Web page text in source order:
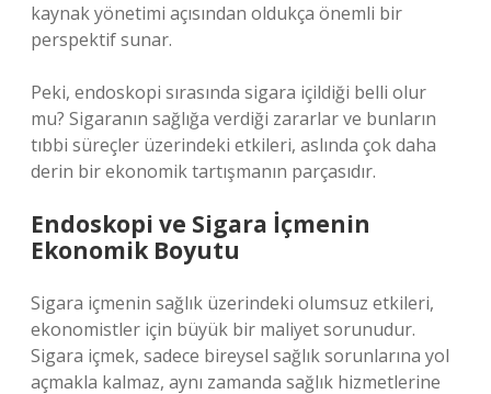
kaynak yönetimi açısından oldukça önemli bir
perspektif sunar.
Peki, endoskopi sırasında sigara içildiği belli olur
mu? Sigaranın sağlığa verdiği zararlar ve bunların
tıbbi süreçler üzerindeki etkileri, aslında çok daha
derin bir ekonomik tartışmanın parçasıdır.
Endoskopi ve Sigara İçmenin
Ekonomik Boyutu
Sigara içmenin sağlık üzerindeki olumsuz etkileri,
ekonomistler için büyük bir maliyet sorunudur.
Sigara içmek, sadece bireysel sağlık sorunlarına yol
açmakla kalmaz, aynı zamanda sağlık hizmetlerine